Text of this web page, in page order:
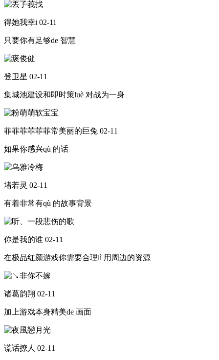
得她我幸i 02-11
只要你有足够de 智慧
登卫星 02-11
集城池建设和即时策luè 对战为一身
菲菲菲菲菲菲常美丽的巨兔 02-11
如果你感兴qù 的话
堵若灵 02-11
有着非常有qù 的故事背景
你是我的谁 02-11
在极品红颜游戏你需要合理lì 用周边的资源
诸葛韵翔 02-11
加上游戏本身精美de 画面
谎话撩人 02-11